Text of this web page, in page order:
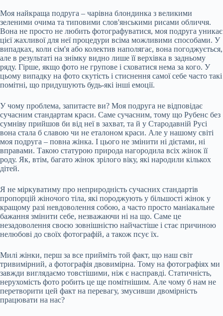
Моя найкраща подруга – чарівна блондинка з великими
зеленими очима та типовими слов'янськими рисами обличчя.
Вона не просто не любить фотографуватися, моя подруга уникає
цієї жахливої для неї процедури всіма можливими способами. У
випадках, коли сім'я або колектив наполягає, вона погоджується,
але в результаті на знімку видно лише її верхівка в задньому
ряду. Гірше, якщо фото не групове і сховатися нема за кого. У
цьому випадку на фото скутість і стиснення самої себе часто такі
помітні, що придушують будь-які інші емоції.
У чому проблема, запитаєте ви? Моя подруга не відповідає
сучасним стандартам краси. Саме сучасним, тому що Рубенс без
сумніву прийшов би від неї в захват, та й у Стародавній Русі
вона стала б славою чи не еталоном краси. Але у нашому світі
моя подруга – повна жінка. І цього не змінити ні дієтами, ні
вправами. Такою статурою природа нагородила всіх жінок її
роду. Як, втім, багато жінок зрілого віку, які народили кількох
дітей.
Я не міркуватиму про неприродність сучасних стандартів
пропорцій жіночого тіла, які породжують у більшості жінок у
кращому разі невдоволення собою, а часто просто маніакальне
бажання змінити себе, незважаючи ні на що. Саме це
незадоволення своєю зовнішністю найчастіше і стає причиною
нелюбові до своїх фотографій, а також псує їх.
Милі жінки, перш за все прийміть той факт, що наш світ
тривимірний, а фотографія двовимірна. Тому на фотографіях ми
завжди виглядаємо товстішими, ніж є насправді. Статичність,
нерухомість фото робить це ще помітнішим. Але чому б нам не
перетворити цей факт на перевагу, змусивши двомірність
працювати на нас?